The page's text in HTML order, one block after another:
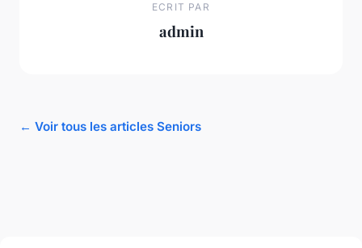
ECRIT PAR
admin
← Voir tous les articles Seniors